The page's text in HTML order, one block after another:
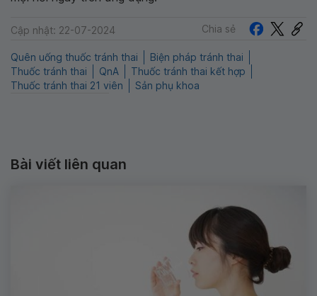
Cập nhật: 22-07-2024 Chia sẻ
Quên uống thuốc tránh thai
Biện pháp tránh thai
Thuốc tránh thai
QnA
Thuốc tránh thai kết hợp
Thuốc tránh thai 21 viên
Sản phụ khoa
Bài viết liên quan